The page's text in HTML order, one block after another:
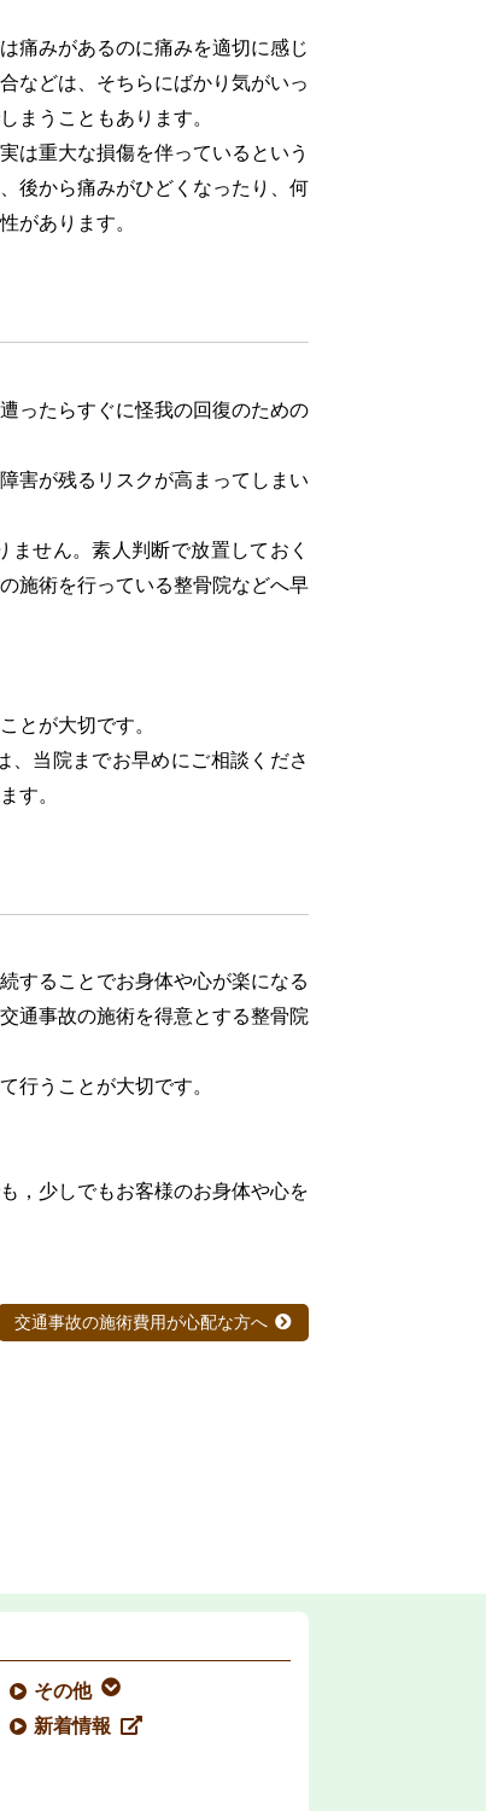
痛みがあるのに痛みを適切に感じ
などは、そちらにばかり気がいっ
まうこともあります。
は重大な損傷を伴っているという
後から痛みがひどくなったり、何
があります。
ったらすぐに怪我の回復のための
害が残るリスクが高まってしまい
せん。素人判断で放置しておく
施術を行っている整骨院などへ早
とが大切です。
当院までお早めにご相談くださ
す。
することでお身体や心が楽になる
通事故の施術を得意とする整骨院
行うことが大切です。
，少しでもお客様のお身体や心を
交通事故の施術費用が心配な方へ
その他
新着情報